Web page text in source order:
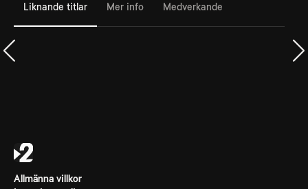
Liknande titlar Mer info Medverkande
Allmänna villkor